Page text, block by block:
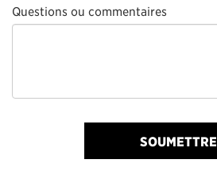
Questions ou commentaires
SOUMETTRE